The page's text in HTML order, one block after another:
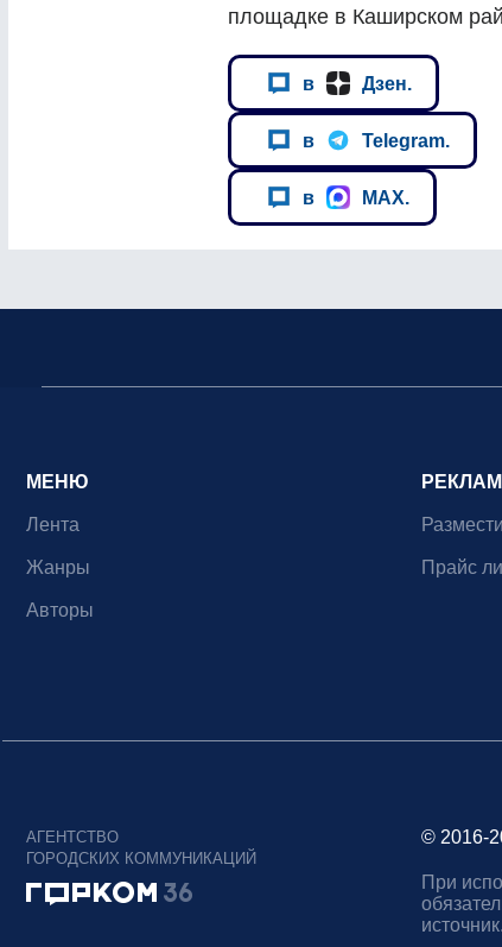
площадке в Каширском
в Дзен.
в Telegram.
в MAX.
МЕНЮ
Лента
Жанры
Авторы
Прайс
АГЕНТСТВО
ГОРОДСКИХ КОММУНИКАЦИЙ
© 2016-
При
источник.